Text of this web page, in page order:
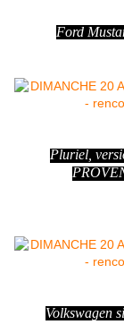
Ford
Pluriel,
Volkswagen